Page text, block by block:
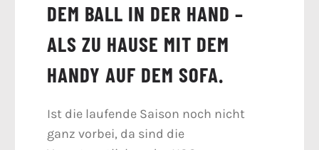
DEM BALL IN DER HAND –
ALS ZU HAUSE MIT DEM
HANDY AUF DEM SOFA.
Ist die laufende Saison noch nicht
ganz vorbei, da sind die